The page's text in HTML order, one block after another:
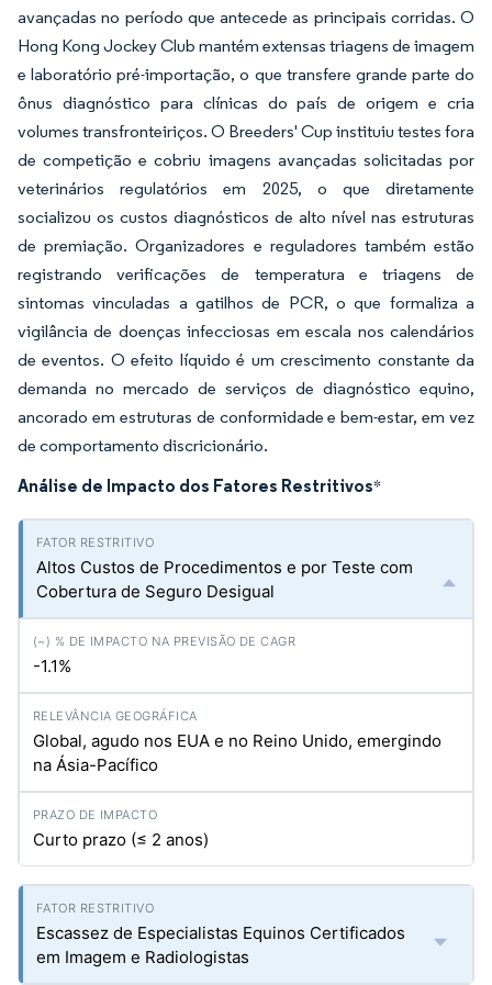
avançadas no período que antecede as principais corridas. O
Hong Kong Jockey Club mantém extensas triagens de imagem
e laboratório pré-importação, o que transfere grande parte do
ônus diagnóstico para clínicas do país de origem e cria
volumes transfronteiriços. O Breeders' Cup instituiu testes fora
de competição e cobriu imagens avançadas solicitadas por
veterinários regulatórios em 2025, o que diretamente
socializou os custos diagnósticos de alto nível nas estruturas
de premiação. Organizadores e reguladores também estão
registrando verificações de temperatura e triagens de
sintomas vinculadas a gatilhos de PCR, o que formaliza a
vigilância de doenças infecciosas em escala nos calendários
de eventos. O efeito líquido é um crescimento constante da
demanda no mercado de serviços de diagnóstico equino,
ancorado em estruturas de conformidade e bem-estar, em vez
de comportamento discricionário.
Análise de Impacto dos Fatores Restritivos*
Altos Custos de Procedimentos e por Teste com
Cobertura de Seguro Desigual
-1.1%
Global, agudo nos EUA e no Reino Unido, emergindo
na Ásia-Pacífico
Curto prazo (≤ 2 anos)
Escassez de Especialistas Equinos Certificados
em Imagem e Radiologistas